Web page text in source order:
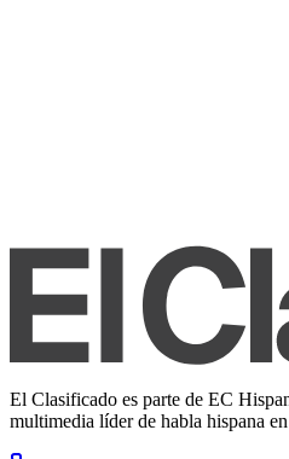
El Clasificado es parte de EC
multimedia líder de habla hispana